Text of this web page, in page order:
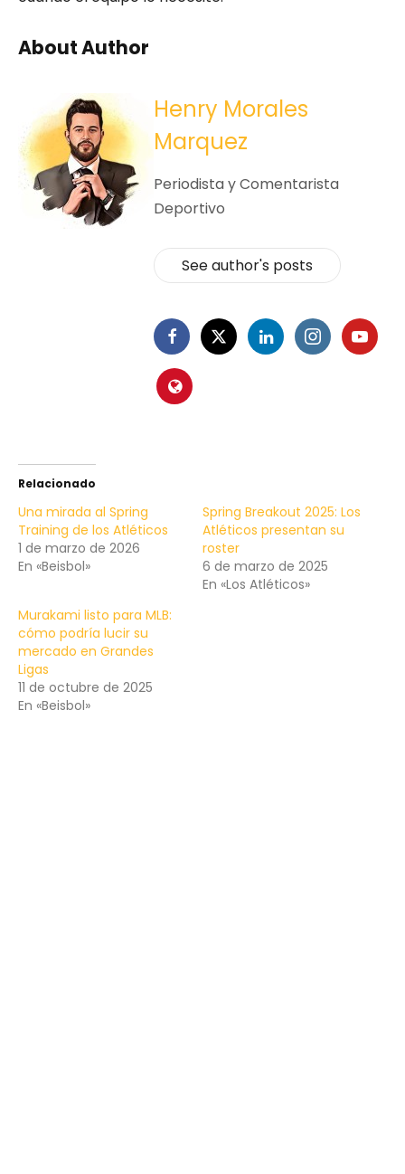
About Author
Henry Morales
Marquez
Periodista y Comentarista
Deportivo
See author's posts
Relacionado
Una mirada al Spring
Training de los Atléticos
1 de marzo de 2026
En «Beisbol»
Spring Breakout 2025: Los
Atléticos presentan su
roster
6 de marzo de 2025
En «Los Atléticos»
Murakami listo para MLB:
cómo podría lucir su
mercado en Grandes
Ligas
11 de octubre de 2025
En «Beisbol»